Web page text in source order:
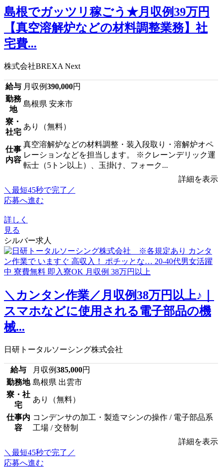
島根でガッツリ稼ごう★月収例39万円
【真空溶解炉などの材料調整業務】社
宅費...
株式会社BREXA Next
給与 月収例390,000円
勤務
地
島根県 安来市
寮・
社宅
あり（無料）
仕事
内容
真空溶解炉などの材料調整・装入段取り・溶解炉オペ
レーションなどを担当します。 ※クレーンデリック運
転士（5トン以上）、玉掛け、フォーク...
詳細を表示
＼最短45秒で完了／
応募へ進む
詳しく
見る
シルバー求人
＼カンタン作業／月収例38万円以上♪｜
スマホなどに使用される電子部品の機
械...
日研トータルソーシング株式会社
給与 月収例385,000円
勤務地 島根県 出雲市
寮・社
宅
あり（無料）
仕事内
容
コンデンサの加工・製造マシンの操作 / 電子部品系
工場 / 交替制
詳細を表示
＼最短45秒で完了／
応募へ進む